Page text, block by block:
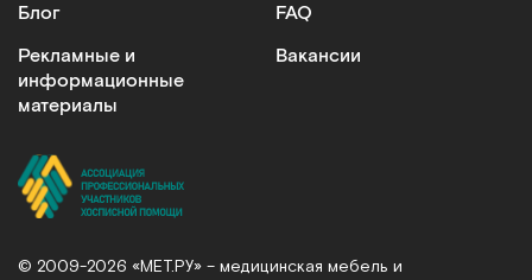
Блог
Рекламные и
информационные
материалы
FAQ
Вакансии
© 2009-2026 «МЕТ.РУ» – медицинская мебель и